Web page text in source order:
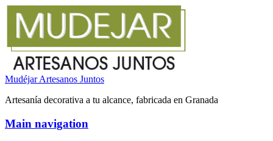
Mudéjar Artesanos Juntos
Artesanía decorativa a tu alcance, fabricada en Granada
Main navigation